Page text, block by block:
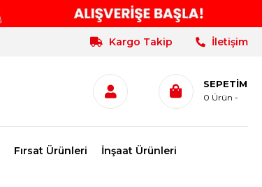
Kargo Takip İletişim
SEPETIM
0 Ürün
Fırsat Ürünleri İnşaat Ürünleri